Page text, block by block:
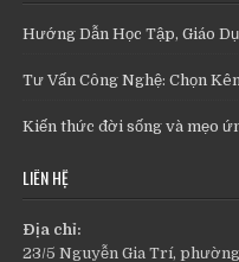
Hướng Dẫn Học Tập, Giáo
Tư Vấn Công Nghệ: Chọn
Kiến thức đời sống và mẹo
LIÊN HỆ
Địa chỉ:
23/5 Nguyễn Gia Trí,